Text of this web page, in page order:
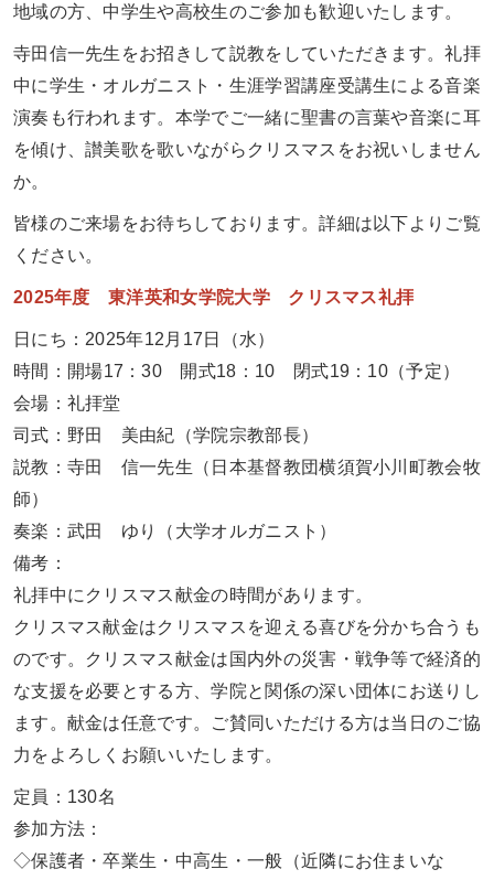
地域の方、中学生や高校生のご参加も歓迎いたします。
寺田信一先生をお招きして説教をしていただきます。礼拝
中に学生・オルガニスト・生涯学習講座受講生による音楽
演奏も行われます。本学でご一緒に聖書の言葉や音楽に耳
を傾け、讃美歌を歌いながらクリスマスをお祝いしません
か。
皆様のご来場をお待ちしております。詳細は以下よりご覧
ください。
2025年度 東洋英和女学院大学 クリスマス礼拝
日にち： 2025年12 月 17 日（水）
時間：開場17 ：30 開式18 ： 10 閉式19 ： 10 （予定）
会場：礼拝堂
司式：野田 美由紀（学院宗教部長）
説教：寺田 信一先生（日本基督教団横須賀小川町教会牧
師）
奏楽：武田 ゆり（大学オルガニスト）
備考：
礼拝中にクリスマス献金の時間があります。
クリスマス献金はクリスマスを迎える喜びを分かち合うも
のです。クリスマス献金は国内外の災害・戦争等で経済的
な支援を必要とする方、学院と関係の深い団体にお送りし
ます。献金は任意です。ご賛同いただける方は当日のご協
力をよろしくお願いいたします。
定員： 130名
参加方法：
◇保護者・卒業生・中高生・一般（近隣にお住まいな